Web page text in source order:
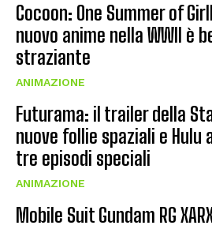
Cocoon: One Summer of
nuovo anime nella WWII è
straziante
ANIMAZIONE
Futurama: il trailer della
nuove follie spaziali e Hulu
tre episodi speciali
ANIMAZIONE
Mobile Suit Gundam RG